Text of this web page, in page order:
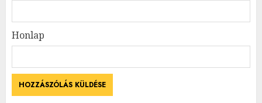
Honlap